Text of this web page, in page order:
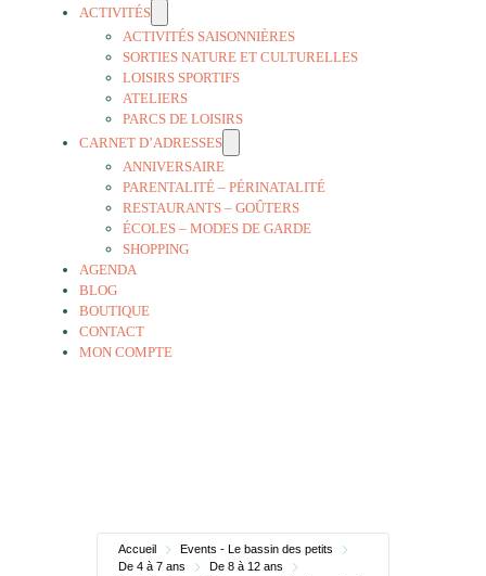
ACTIVITÉS
ACTIVITÉS SAISONNIÈRES
SORTIES NATURE ET CULTURELLES
LOISIRS SPORTIFS
ATELIERS
PARCS DE LOISIRS
CARNET D’ADRESSES
ANNIVERSAIRE
PARENTALITÉ – PÉRINATALITÉ
RESTAURANTS – GOÛTERS
ÉCOLES – MODES DE GARDE
SHOPPING
AGENDA
BLOG
BOUTIQUE
CONTACT
MON COMPTE
Accueil
Events - Le bassin des petits
De 4 à 7 ans
De 8 à 12 ans